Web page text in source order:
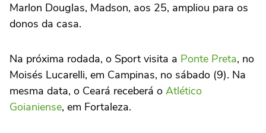
Marlon Douglas, Madson, aos 25, ampliou para os
donos da casa.
Na próxima rodada, o Sport visita a Ponte Preta, no
Moisés Lucarelli, em Campinas, no sábado (9). Na
mesma data, o Ceará receberá o Atlético
Goianiense, em Fortaleza.